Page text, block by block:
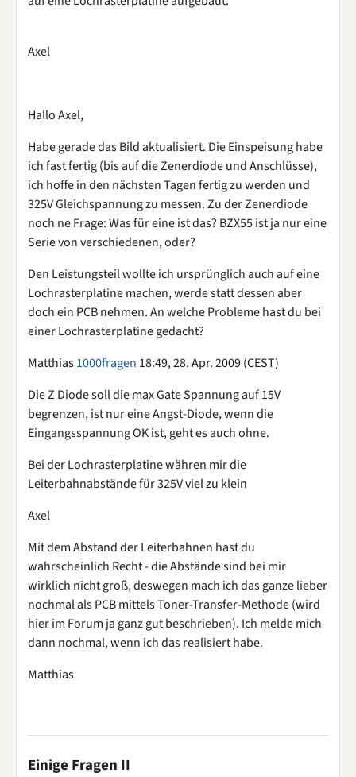
Axel
Hallo Axel,
Habe gerade das Bild aktualisiert. Die Einspeisung habe
ich fast fertig (bis auf die Zenerdiode und Anschlüsse),
ich hoffe in den nächsten Tagen fertig zu werden und
325V Gleichspannung zu messen. Zu der Zenerdiode
noch ne Frage: Was für eine ist das? BZX55 ist ja nur eine
Serie von verschiedenen, oder?
Den Leistungsteil wollte ich ursprünglich auch auf eine
Lochrasterplatine machen, werde statt dessen aber
doch ein PCB nehmen. An welche Probleme hast du bei
einer Lochrasterplatine gedacht?
Matthias1000fragen 18:49, 28. Apr. 2009 (CEST)
Die Z Diode soll die max Gate Spannung auf 15V
begrenzen, ist nur eine Angst-Diode, wenn die
Eingangsspannung OK ist, geht es auch ohne.
Bei der Lochrasterplatine währen mir die
Leiterbahnabstände für 325V viel zu klein
Axel
Mit dem Abstand der Leiterbahnen hast du
wahrscheinlich Recht - die Abstände sind bei mir
wirklich nicht groß, deswegen mach ich das ganze lieber
nochmal als PCB mittels Toner-Transfer-Methode (wird
hier im Forum ja ganz gut beschrieben). Ich melde mich
dann nochmal, wenn ich das realisiert habe.
Matthias
Einige Fragen II